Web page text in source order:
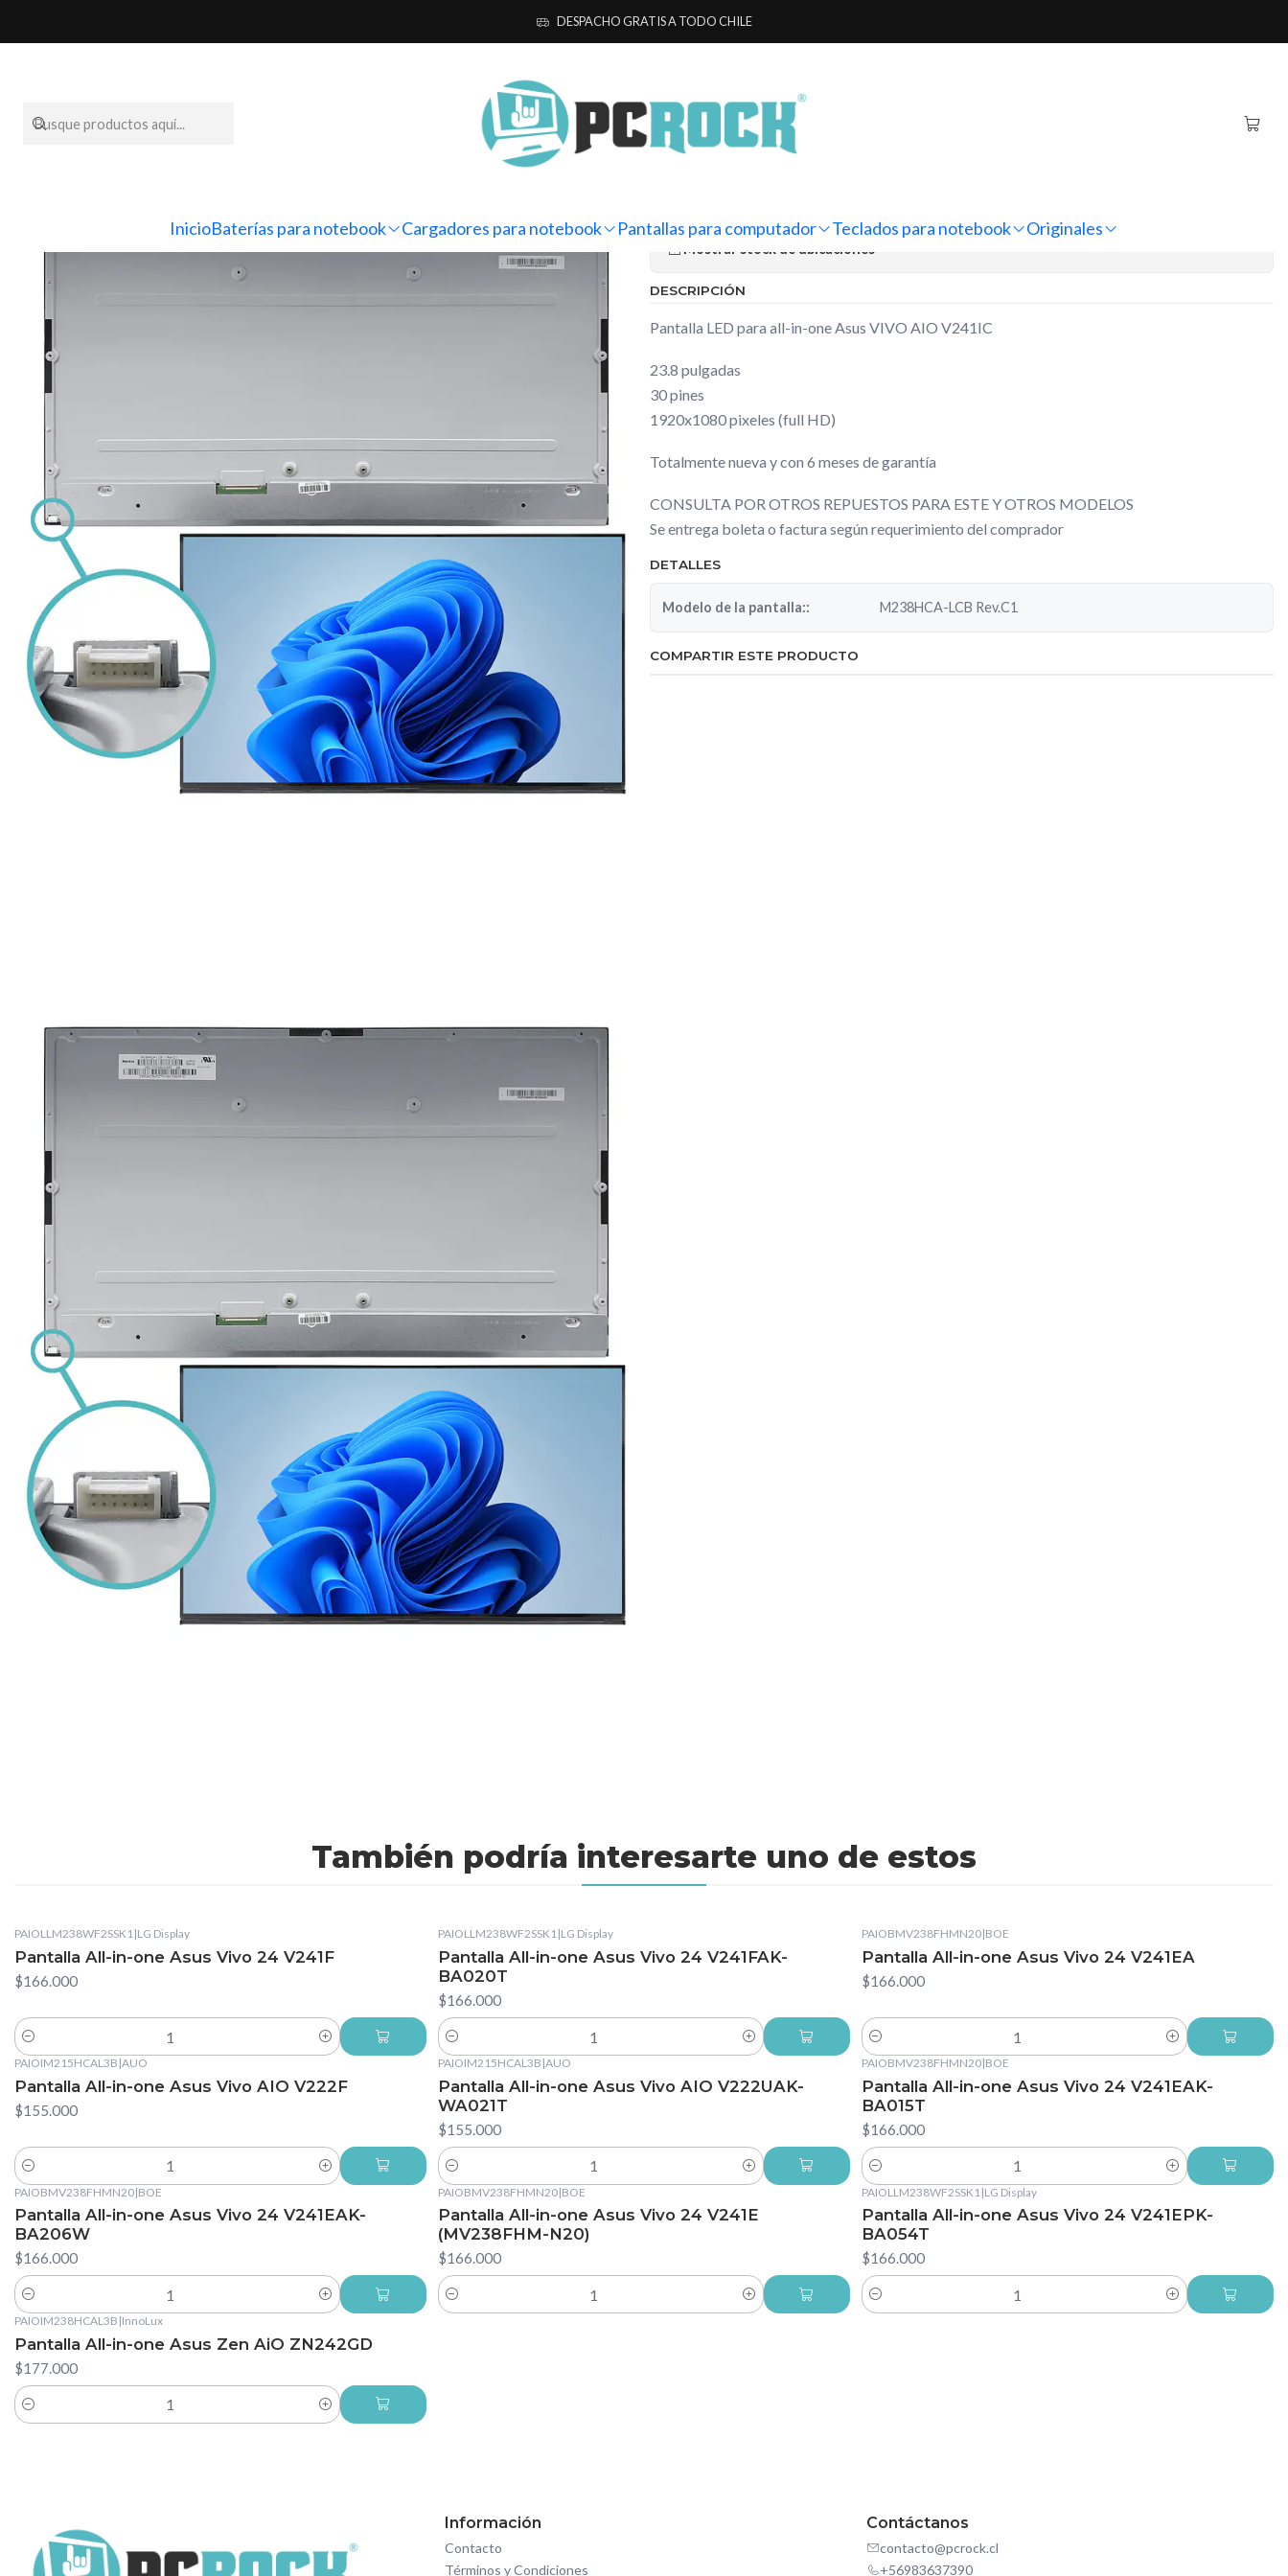
InicioBaterías para notebook Cargadores para notebook Pantallas para computador Teclados para notebook Originales
DESPACHO GRATIS A TODO CHILE
Pantallas para computador All-In-One Asus Pantalla All-in-one Asus VIVO AIO V241IC
Pantalla All-in-one Asus VIVO AIO
V241IC
Mostrar stock de ubicaciones
DESCRIPCIÓN
Pantalla LED para all-in-one Asus VIVO AIO V241IC
23.8 pulgadas
30 pines
1920x1080 pixeles (full HD)
Totalmente nueva y con 6 meses de garantía
CONSULTA POR OTROS REPUESTOS PARA ESTE Y OTROS MODELOS
Se entrega boleta o factura según requerimiento del comprador
DETALLES
Modelo de la pantalla:: M238HCA-LCB Rev.C1
COMPARTIR ESTE PRODUCTO
También podría interesarte uno de estos
PAIOLLM238WF2SSK1|LG Display
Pantalla All-in-one Asus Vivo 24 V241F
$166.000
Cantidad
PAIOLLM238WF2SSK1|LG Display
Pantalla All-in-one Asus Vivo 24 V241FAK-
BA020T
$166.000
Cantidad
PAIOBMV238FHMN20|BOE
Pantalla All-in-one Asus Vivo 24 V241EA
$166.000
Cantidad
PAIOIM215HCAL3B |AUO
Pantalla All-in-one Asus Vivo AIO V222F
$155.000
Cantidad
PAIOIM215HCAL3B |AUO
Pantalla All-in-one Asus Vivo AIO V222UAK-
WA021T
$155.000
Cantidad
PAIOBMV238FHMN20|BOE
Pantalla All-in-one Asus Vivo 24 V241EAK-
BA015T
$166.000
Cantidad
PAIOBMV238FHMN20|BOE
Pantalla All-in-one Asus Vivo 24 V241EAK-
BA206W
$166.000
Cantidad
PAIOBMV238FHMN20|BOE
Pantalla All-in-one Asus Vivo 24 V241E
(MV238FHM-N20)
$166.000
Cantidad
PAIOLLM238WF2SSK1 |LG Display
Pantalla All-in-one Asus Vivo 24 V241EPK-
BA054T
$166.000
Cantidad
PAIOIM238HCAL3B |InnoLux
Pantalla All-in-one Asus Zen AiO ZN242GD
$177.000
Cantidad
Información
Contacto
Términos y Condiciones
Contáctanos
contacto@pcrock.cl
+56983637390